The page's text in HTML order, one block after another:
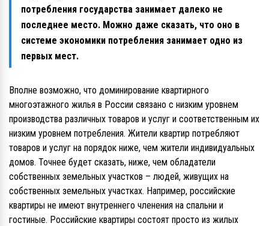
потребления государства занимает далеко не
последнее место. Можно даже сказать, что оно в
системе экономики потребления занимает одно из
первых мест.
Вполне возможно, что доминирование квартирного
многоэтажного жилья в России связано с низким уровнем
производства различных товаров и услуг и соответственным их
низким уровнем потребления. Жители квартир потребляют
товаров и услуг на порядок ниже, чем жители индивидуальных
домов. Точнее будет сказать, ниже, чем обладатели
собственных земельных участков – людей, живущих на
собственных земельных участках. Например, российские
квартиры не имеют внутреннего членения на спальни и
гостиные. Российские квартиры состоят просто из жилых